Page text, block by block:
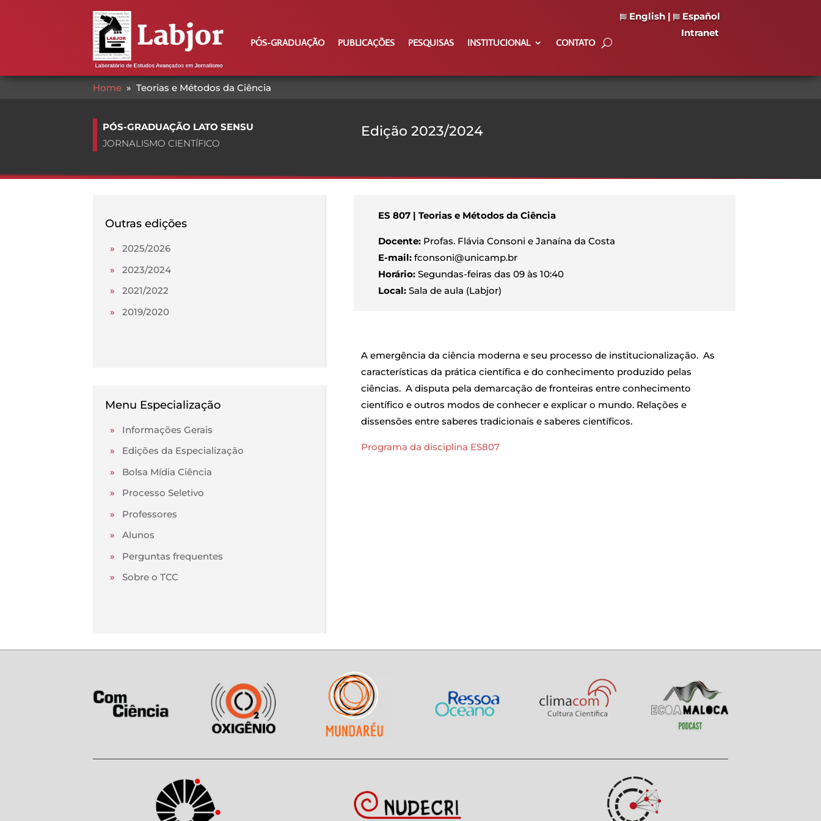
PÓS-GRADUAÇÃO PUBLICAÇÕES PESQUISAS INSTITUCIONAL CONTATO
English|
Español
Intranet
Home » Teorias e Métodos da Ciência
PÓS-GRADUAÇÃO LATO SENSU
JORNALISMO CIENTÍFICO
Edição 2023/2024
Outras edições
» 2025/2026
» 2023/2024
» 2021/2022
» 2019/2020
Menu Especialização
» Informações Gerais
» Edições da Especialização
» Bolsa Mídia Ciência
» Processo Seletivo
» Professores
» Alunos
» Perguntas frequentes
» Sobre o TCC
ES 807 | Teorias e Métodos da Ciência
Docente:Profas. Flávia Consoni e Janaína da Costa
E-mail:fconsoni@unicamp.br
Horário:Segundas-feiras das 09 às 10:40
Local:Sala de aula (Labjor)
A emergência da ciência moderna e seu processo de institucionalização. As
características da prática científica e do conhecimento produzido pelas
ciências. A disputa pela demarcação de fronteiras entre conhecimento
científico e outros modos de conhecer e explicar o mundo. Relações e
dissensões entre saberes tradicionais e saberes científicos.
Programa da disciplina ES807